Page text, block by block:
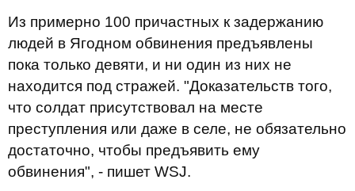
Из примерно 100 причастных к задержанию
людей в Ягодном обвинения предъявлены
пока только девяти, и ни один из них не
находится под стражей. "Доказательств того,
что солдат присутствовал на месте
преступления или даже в селе, не обязательно
достаточно, чтобы предъявить ему
обвинения", - пишет WSJ.